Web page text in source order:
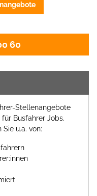
60
Stellenangebote
Busfahrer Jobs.
Sie u.a. von: